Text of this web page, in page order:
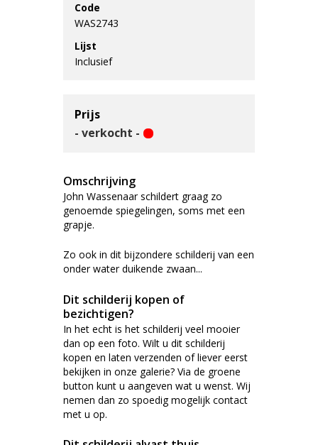
Code
WAS2743
Lijst
Inclusief
Prijs
- verkocht -
Omschrijving
John Wassenaar schildert graag zo
genoemde spiegelingen, soms met een
grapje.
Zo ook in dit bijzondere schilderij van een
onder water duikende zwaan...
Dit schilderij kopen of
bezichtigen?
In het echt is het schilderij veel mooier
dan op een foto. Wilt u dit schilderij
kopen en laten verzenden of liever eerst
bekijken in onze galerie? Via de groene
button kunt u aangeven wat u wenst. Wij
nemen dan zo spoedig mogelijk contact
met u op.